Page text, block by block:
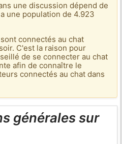
une discussion dépend de
une population de 4.923
connectés au chat
C'est la raison pour
de se connecter au chat
afin de connaître le
connectés au chat dans
générales sur